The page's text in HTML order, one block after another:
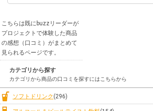
こちらは既にbuzzリーダーが
プロジェクトで体験した商品
の感想（口コミ）がまとめて
見られるページです。
カテゴリから探す
カテゴリから商品の口コミを探すにはこちらから
ソフトドリンク (296)